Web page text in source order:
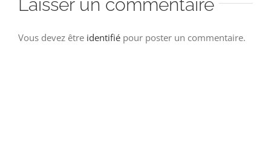
Laisser un commentaire
Vous devez être identifié pour poster un commentaire.